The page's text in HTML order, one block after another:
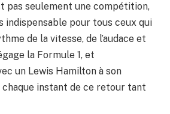
pas seulement une compétition,
indispensable pour tous ceux qui
de la vitesse, de l’audace et
la Formule 1, et
un Lewis Hamilton à son
chaque instant de ce retour tant